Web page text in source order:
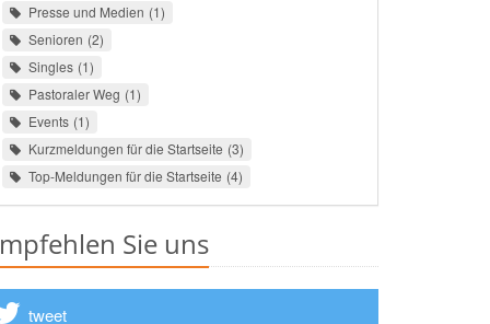
Presse und Medien 1
Senioren 2
Singles 1
Pastoraler Weg 1
Events 1
Kurzmeldungen für die Startseite 3
Top-Meldungen für die Startseite 4
Sie uns
tweet